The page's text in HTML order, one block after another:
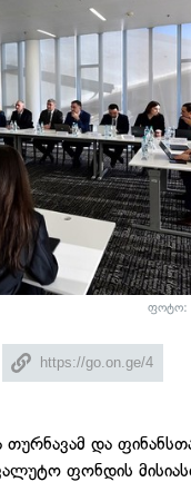
ფოტო:
თურნავამ და
ფონდის